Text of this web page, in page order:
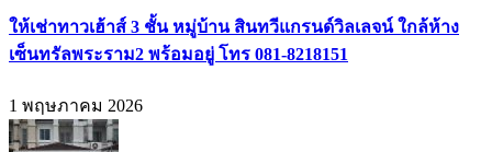
ให้เช่าทาวเฮ้าส์ 3 ชั้น หมู่บ้าน สินทวีแกรนด์วิลเลจน์ ใกล้ห้าง
เซ็นทรัลพระราม2 พร้อมอยู่ โทร 081-8218151
1 พฤษภาคม 2026